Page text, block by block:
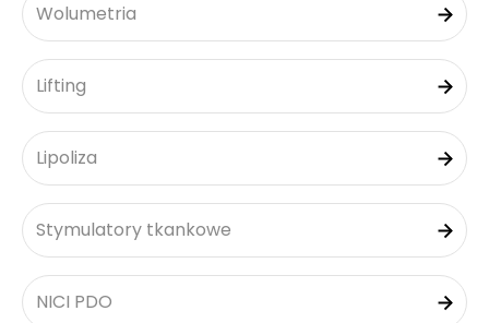
Wolumetria
Lifting
Lipoliza
Stymulatory tkankowe
NICI PDO